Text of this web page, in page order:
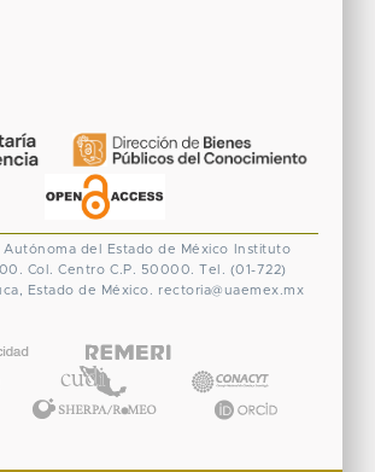
Autónoma del Estado de México
Instituto
Col. Centro C.P. 50000. Tel. (01-722)
Estado de México. rectoria@uaemex.mx